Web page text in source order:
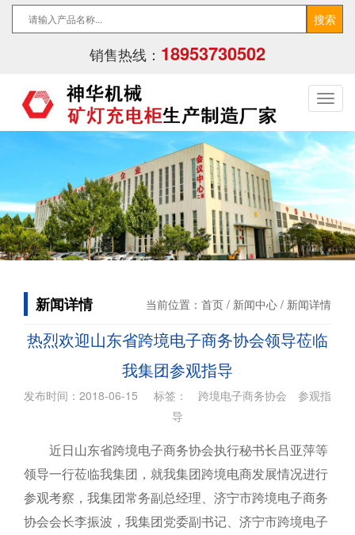
销售热线： 18953730502
新闻详情 当前位置： 首页 / 新闻中心 / 新闻详情
热烈欢迎山东省跨境电子商务协会领导莅临
我集团参观指导
发布时间：2018-06-15 标签： 跨境电子商务协会
参观指
导
近日山东省跨境电子商务协会执行秘书长吕亚萍等
领导一行莅临我集团，就我集团跨境电商发展情况进行
参观考察，我集团常务副总经理、济宁市跨境电子商务
协会会长李振波，我集团党委副书记、济宁市跨境电子